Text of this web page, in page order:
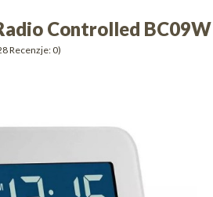
Controlled BC09W
Recenzje: 0)